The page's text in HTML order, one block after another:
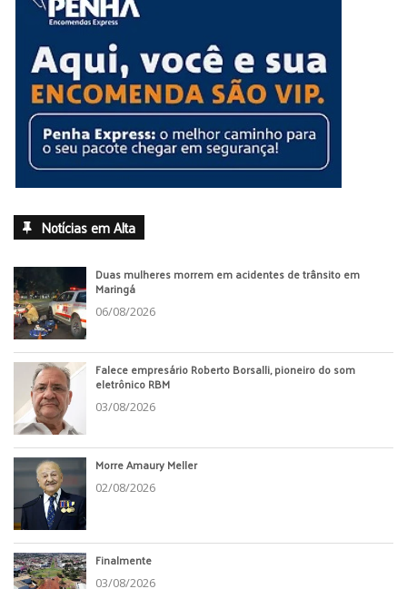
Notícias em Alta
Duas mulheres morrem em acidentes de trânsito em
Maringá
06/08/2026
Falece empresário Roberto Borsalli, pioneiro do som
eletrônico RBM
03/08/2026
Morre Amaury Meller
02/08/2026
Finalmente
03/08/2026